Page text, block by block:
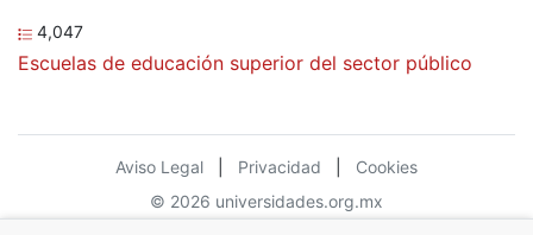
4,047
Escuelas de educación superior del sector público
Aviso Legal Privacidad
Cookies
© 2026 universidades.org.mx